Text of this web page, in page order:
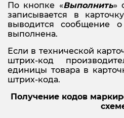
По кнопке «Выполнить»
записывается в
выводится сообщение
выполнена.
Если в технической
штрих-код
единицы товара в
штрих-кода.
Получение кодов